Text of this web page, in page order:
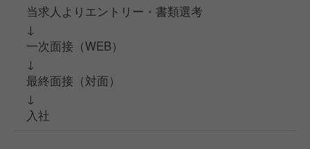
当求人よりエントリー・書類選考
↓
一次面接（WEB）
↓
最終面接（対面）
↓
入社